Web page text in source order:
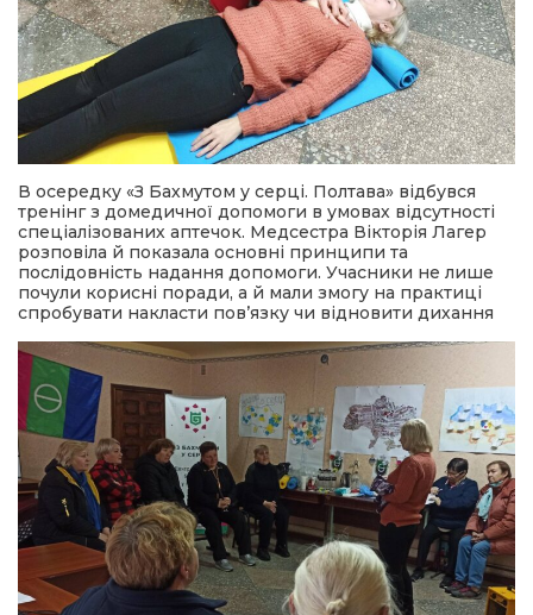
В осередку «З Бахмутом у серці. Полтава» відбувся
тренінг з домедичної допомоги в умовах відсутності
спеціалізованих аптечок. Медсестра Вікторія Лагер
розповіла й показала основні принципи та
послідовність надання допомоги. Учасники не лише
почули корисні поради, а й мали змогу на практиці
спробувати накласти пов’язку чи відновити дихання